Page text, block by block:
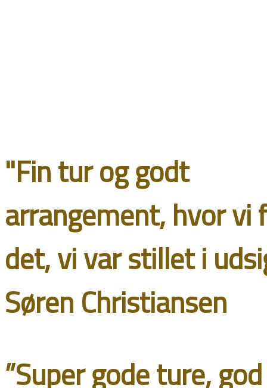
"Fin tur og godt
arrangement, hvor vi
det, vi var stillet i
Søren Christiansen
”Super gode ture, god